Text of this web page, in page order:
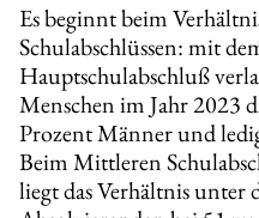
Es beginnt beim
Schulabschlüssen: mit
Hauptschulabschluß
Menschen im Jahr 2023
Prozent Männer und
Beim Mittleren
liegt das Verhältnis unter